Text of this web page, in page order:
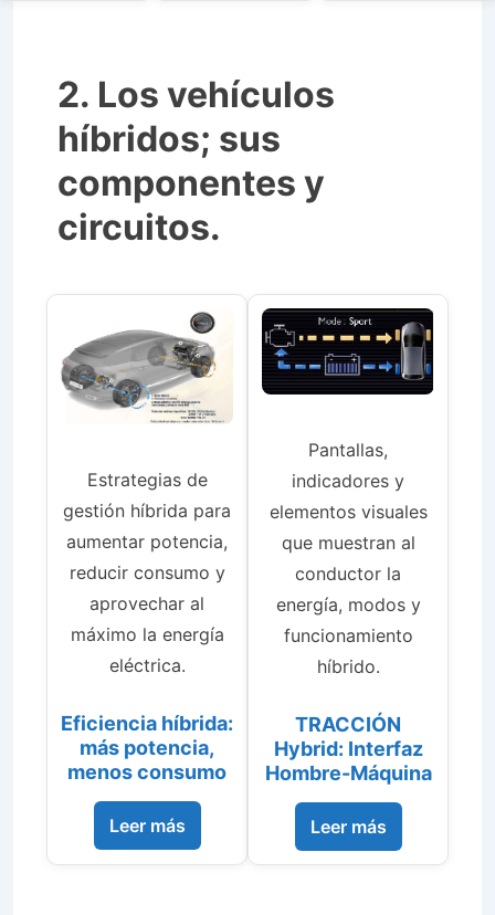
2. Los vehículos
híbridos; sus
componentes y
circuitos.
Estrategias de
gestión híbrida para
aumentar potencia,
reducir consumo y
aprovechar al
máximo la energía
eléctrica.
Eficiencia híbrida:
más potencia,
menos consumo
Leer más
Pantallas,
indicadores y
elementos visuales
que muestran al
conductor la
energía, modos y
funcionamiento
híbrido.
TRACCIÓN
Hybrid: Interfaz
Hombre-Máquina
Leer más